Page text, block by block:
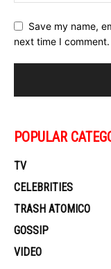
Save my name,
next time I comment.
POPULAR
TV
CELEBRITIES
TRASH ATOMICO
GOSSIP
VIDEO